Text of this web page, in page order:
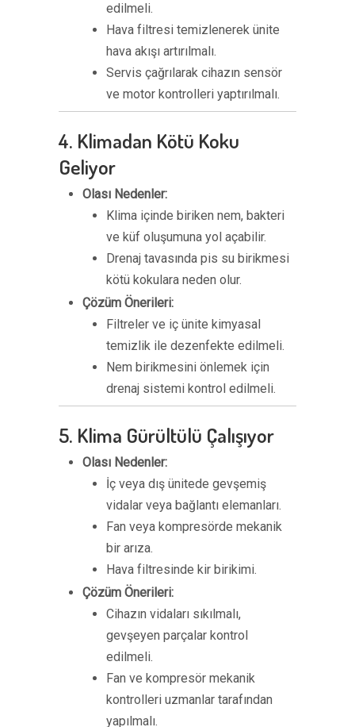
edilmeli.
Hava filtresi temizlenerek ünite
hava akışı artırılmalı.
Servis çağrılarak cihazın sensör
ve motor kontrolleri yaptırılmalı.
4. Klimadan Kötü Koku
Geliyor
Olası Nedenler:
Klima içinde biriken nem, bakteri
ve küf oluşumuna yol açabilir.
Drenaj tavasında pis su birikmesi
kötü kokulara neden olur.
Çözüm Önerileri:
Filtreler ve iç ünite kimyasal
temizlik ile dezenfekte edilmeli.
Nem birikmesini önlemek için
drenaj sistemi kontrol edilmeli.
5. Klima Gürültülü Çalışıyor
Olası Nedenler:
İç veya dış ünitede gevşemiş
vidalar veya bağlantı elemanları.
Fan veya kompresörde mekanik
bir arıza.
Hava filtresinde kir birikimi.
Çözüm Önerileri:
Cihazın vidaları sıkılmalı,
gevşeyen parçalar kontrol
edilmeli.
Fan ve kompresör mekanik
kontrolleri uzmanlar tarafından
yapılmalı.